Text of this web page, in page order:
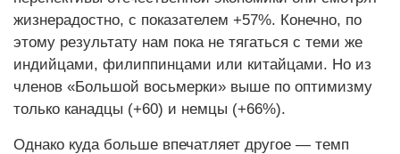
жизнерадостно, с показателем +57%. Конечно, по
этому результату нам пока не тягаться с теми же
индийцами, филиппинцами или китайцами. Но из
членов «Большой восьмерки» выше по оптимизму
только канадцы (+60) и немцы (+66%).
Однако куда больше впечатляет другое — темп